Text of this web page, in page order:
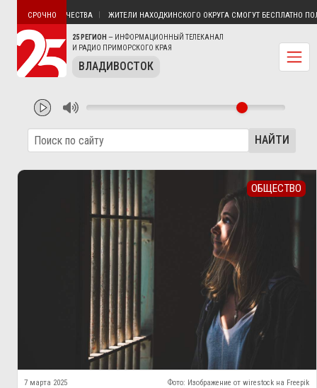
25 РЕГИОН — ИНФОРМАЦИОННЫЙ ТЕЛЕКАНАЛ
И РАДИО ПРИМОРСКОГО КРАЯ
ВЛАДИВОСТОК
СРОЧНО
ЭЛЕКТРИЧЕСТВА ЖИТЕЛИ НАХОДКИНСКОГО ОКРУГА СМОГУТ БЕСПЛАТНО
НАЙТИ
ОБЩЕСТВО
7 марта 2025 Фото: Изображение от wirestock на Freepik